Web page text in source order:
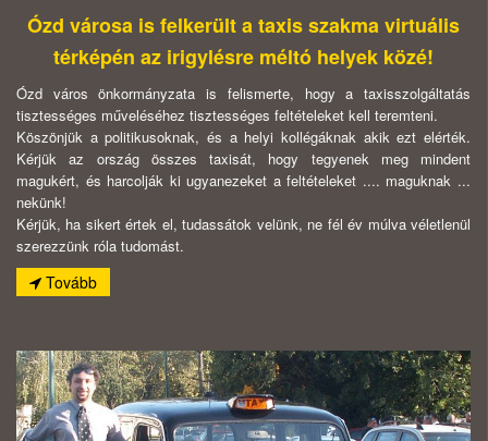
Ózd városa is felkerült a taxis szakma virtuális
térképén az irigylésre méltó helyek közé!
Ózd város önkormányzata is felismerte, hogy a taxisszolgáltatás
tisztességes műveléséhez tisztességes feltételeket kell teremteni.
Köszönjük a politikusoknak, és a helyi kollégáknak akik ezt elérték.
Kérjük az ország összes taxisát, hogy tegyenek meg mindent
magukért, és harcolják ki ugyanezeket a feltételeket .... maguknak ...
nekünk!
Kérjük, ha sikert értek el, tudassátok velünk, ne fél év múlva véletlenül
szerezzünk róla tudomást.
Tovább